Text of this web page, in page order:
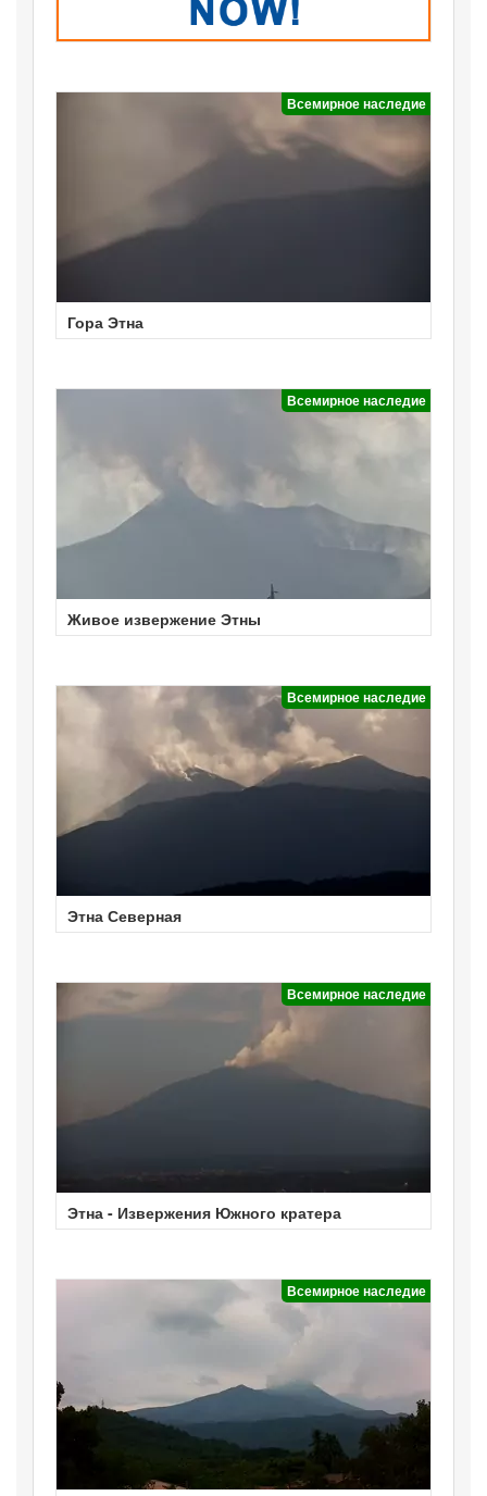
Всемирное наследие
Гора Этна
Всемирное наследие
Живое извержение Этны
Всемирное наследие
Этна Северная
Всемирное наследие
Этна - Извержения Южного кратера
Всемирное наследие